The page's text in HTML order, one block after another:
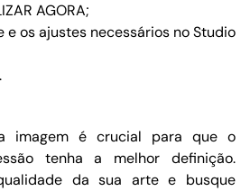
AGORA;
e os ajustes necessários no Studio
imagem é crucial para que o
tenha a melhor definição.
da sua arte e busque